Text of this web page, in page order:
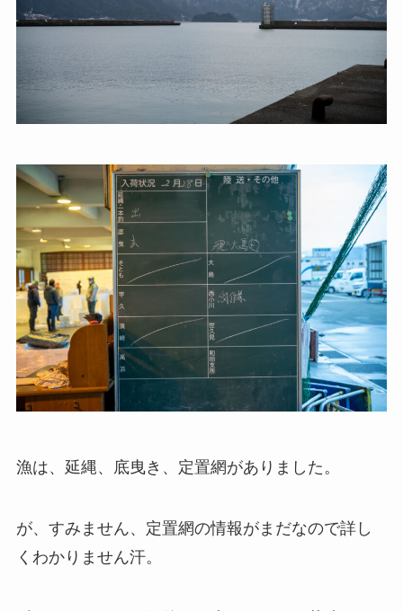
漁は、延縄、底曳き、定置網がありました。
が、すみません、定置網の情報がまだなので詳し
くわかりません汗。